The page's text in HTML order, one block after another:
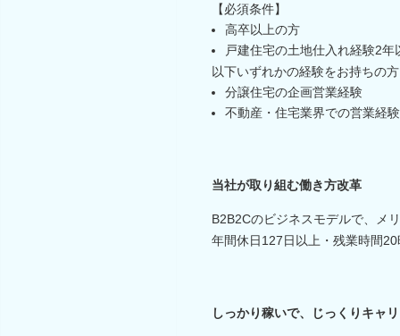
【必須条件】
高卒以上の方
戸建住宅の土地仕入れ経験2年
以下いずれかの経験をお持ちの方
分譲住宅の企画営業経験
不動産・住宅業界での営業経
当社が取り組む働き方改革
B2B2Cのビジネスモデルで、メ
年間休日127日以上・残業時間
しっかり稼いで、じっくりキャ